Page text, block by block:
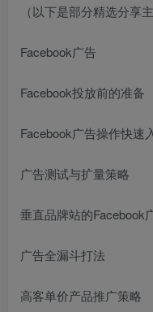
（以下是部分精选分享主
Facebook广告
Facebook投放前的准备
Facebook广告操作快速
广告测试与扩量策略
垂直品牌站的Facebook
广告全漏斗打法
高客单价产品推广策略